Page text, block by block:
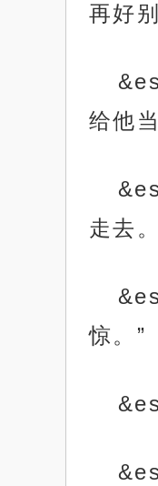
再好
给他
走去。
惊。”